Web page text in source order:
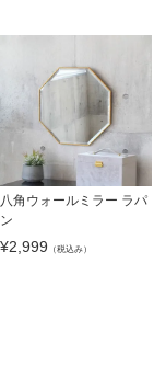
八角ウォールミラー ラパ
ン
¥2,999 （税込み）